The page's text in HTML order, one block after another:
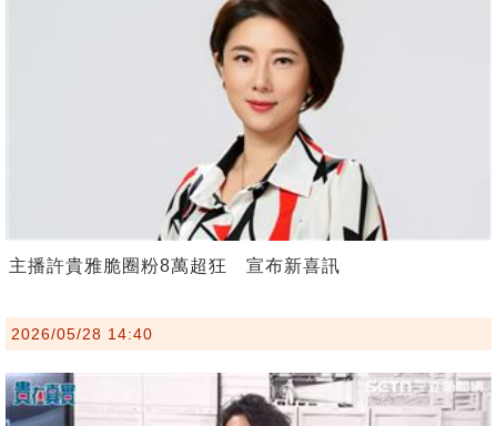
主播許貴雅脆圈粉8萬超狂 宣布新喜訊
2026/05/28 14:40